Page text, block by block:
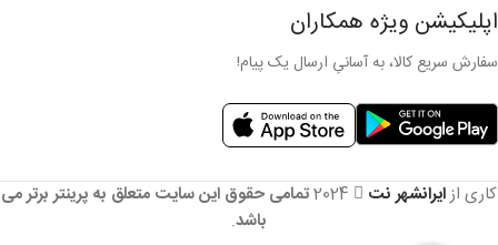
اپلیکیشن ویژه همکاران
سفارش سریع کالا، به آسانیِ ارسال یک پیام!
کاری ازایرانشهر نت
تمامی حقوق این سایت متعلق به پرینتر برتر می
باشد.